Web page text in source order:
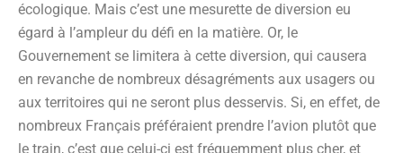
écologique. Mais c’est une mesurette de diversion eu
égard à l’ampleur du défi en la matière. Or, le
Gouvernement se limitera à cette diversion, qui causera
en revanche de nombreux désagréments aux usagers ou
aux territoires qui ne seront plus desservis. Si, en effet, de
nombreux Français préféraient prendre l’avion plutôt que
le train, c’est que celui-ci est fréquemment plus cher, et